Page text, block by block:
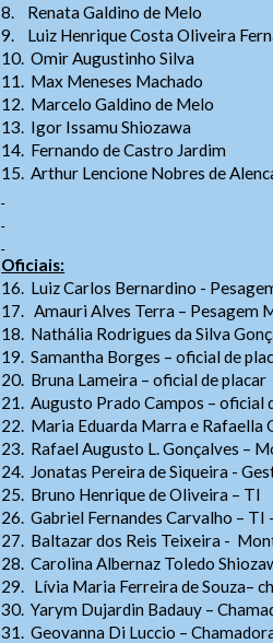
8.
Renata Galdino de Melo
9.
Luiz Henrique Costa Oliveira
10. Omir Augustinho Silva
11. Max Meneses Machado
12. Marcelo Galdino de Melo
13. Igor Issamu Shiozawa
14. Fernando de Castro Jardim
15. Arthur Lencione Nobres de
Oficiais:
16. Luiz Carlos Bernardino -
17. Amauri Alves Terra – Pesagem
18. Nathália Rodrigues da Silva
19. Samantha Borges – oficial de
20. Bruna Lameira – oficial de placar
21. Augusto Prado Campos – oficial
22. Maria Eduarda Marra e Rafaella
23. Rafael Augusto L. Gonçalves –
24. Jonatas Pereira de Siqueira -
25. Bruno Henrique de Oliveira – TI
26. Gabriel Fernandes Carvalho – TI
27. Baltazar dos Reis Teixeira -
28. Carolina Albernaz Toledo
29. Lívia Maria Ferreira de Souza–
30. Yarym Dujardin Badauy –
31. Geovanna Di Luccio –
Tamanho
- Letra A >
- Letra A+ >
- Letra A- >
Layout
- Para alterar
Endereço e
Endereço:
Telefone: ( 62)
WhatsApp:
E-mail:
Horário de
1152